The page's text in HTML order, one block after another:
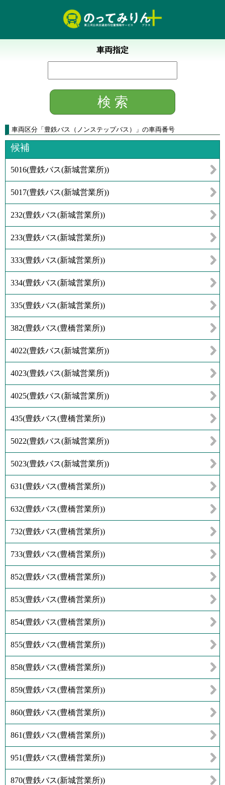
車両指定
車両区分 「 豊鉄バス（ノンステップバス） 」 の車両番号
候補
5016(豊鉄バス(新城営業所))
5017(豊鉄バス(新城営業所))
232(豊鉄バス(新城営業所))
233(豊鉄バス(新城営業所))
333(豊鉄バス(新城営業所))
334(豊鉄バス(新城営業所))
335(豊鉄バス(新城営業所))
382(豊鉄バス(豊橋営業所))
4022(豊鉄バス(新城営業所))
4023(豊鉄バス(新城営業所))
4025(豊鉄バス(新城営業所))
435(豊鉄バス(豊橋営業所))
5022(豊鉄バス(新城営業所))
5023(豊鉄バス(新城営業所))
631(豊鉄バス(豊橋営業所))
632(豊鉄バス(豊橋営業所))
732(豊鉄バス(豊橋営業所))
733(豊鉄バス(豊橋営業所))
852(豊鉄バス(豊橋営業所))
853(豊鉄バス(豊橋営業所))
854(豊鉄バス(豊橋営業所))
855(豊鉄バス(豊橋営業所))
858(豊鉄バス(豊橋営業所))
859(豊鉄バス(豊橋営業所))
860(豊鉄バス(豊橋営業所))
861(豊鉄バス(豊橋営業所))
951(豊鉄バス(豊橋営業所))
870(豊鉄バス(新城営業所))